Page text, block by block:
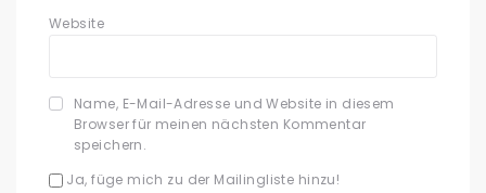
Website
Name, E-Mail-Adresse und Website in diesem
Browser für meinen nächsten Kommentar
speichern.
Ja, füge mich zu der Mailingliste hinzu!